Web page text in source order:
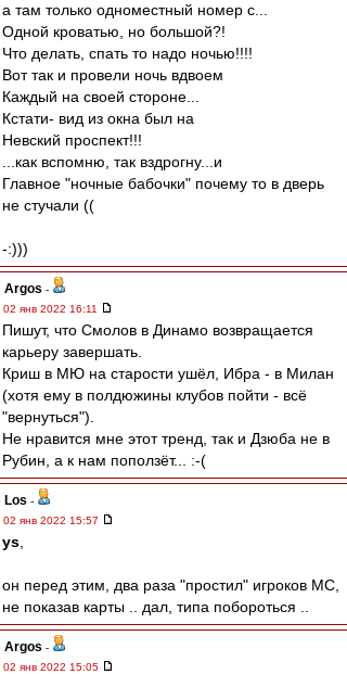
а там только одноместный номер с...
Одной кроватью, но большой?!
Что делать, спать то надо ночью!!!!
Вот так и провели ночь вдвоем
Каждый на своей стороне...
Кстати- вид из окна был на
Невский проспект!!!
...как вспомню, так вздрогну...и
Главное "ночные бабочки" почему то в дверь
не стучали ((
-:)))
Argos -
02 янв 2022 16:11
Пишут, что Смолов в Динамо возвращается
карьеру завершать.
Криш в МЮ на старости ушёл, Ибра - в Милан
(хотя ему в полдюжины клубов пойти - всё
"вернуться").
Не нравится мне этот тренд, так и Дзюба не в
Рубин, а к нам поползёт... :-(
Los -
02 янв 2022 15:57
ys
он перед этим, два раза "простил" игроков МС,
не показав карты .. дал, типа побороться ..
Argos -
02 янв 2022 15:05